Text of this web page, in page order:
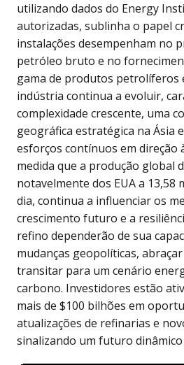
utilizando dados do Energy
autorizadas, sublinha o papel
instalações desempenham no
petróleo bruto e no
gama de produtos petrolíferos
indústria continua a evoluir,
complexidade crescente, uma
geográfica estratégica na Ásia
esforços contínuos em direção
medida que a produção global
notavelmente dos EUA a
dia, continua a influenciar os
crescimento futuro e a
refino dependerão de sua
mudanças geopolíticas,
transitar para um cenário
carbono. Investidores estão
mais de $100 bilhões em
atualizações de refinarias e
sinalizando um futuro